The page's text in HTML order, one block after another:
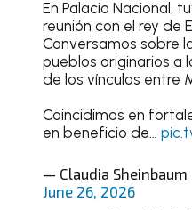
En Palacio Nacional,
reunión con el rey de
Conversamos sobre
pueblos originarios a
de los vínculos entre
Coincidimos en
en beneficio de…
— Claudia Sheinbaum
June 26, 2026